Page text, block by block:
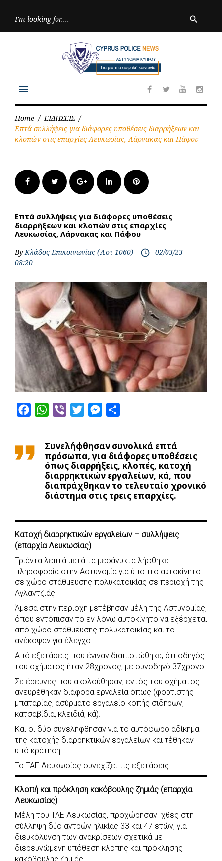
search
Facebook
TwitterYoutube
menu
Home / ΕΙΔΗΣΕΙΣ /
Επτά συλλήψεις για διάφορες υποθέσεις διαρρήξεων και
κλοπών στις επαρχίες Λευκωσίας, Λάρνακας και Πάφου
FacebookTwitter Google+LinkedInPinterest
Επτά συλλήψεις για διάφορες υποθέσεις
διαρρήξεων και κλοπών στις επαρχίες
Λευκωσίας, Λάρνακας και Πάφου
ByΚλάδος Επικοινωνίας (Αστ 1060) access_time 02/03/23
08:20
W
t
s
A
p
e
r
t
t
e
r
s
e
n
g
r
r
e
Συνελήφθησαν συνολικά επτά
πρόσωπα, για διάφορες υποθέσεις
όπως διαρρήξεις, κλοπές, κατοχή
διαρρηκτικών εργαλείων, κά, που
διαπράχθηκαν το τελευταίο χρονικό
διάστημα στις τρεις επαρχίες.
Κατοχή διαρρηκτικών εργαλείων – συλλήψεις
(επαρχία Λευκωσίας)
Τριάντα λεπτά μετά τα μεσάνυκτα λήφθηκε
πληροφορία στην Αστυνομία για ύποπτο αυτοκίνητο
σε χώρο στάθμευσης πολυκατοικίας σε περιοχή της
Αγλαντζιάς.
Άμεσα στην περιοχή μετέβησαν μέλη της Αστυνομίας,
όπου εντόπισαν το εν λόγω αυτοκίνητο να εξέρχεται
από χώρο στάθμευσης πολυκατοικίας και το
ανέκοψαν για έλεγχο.
Από εξετάσεις που έγιναν διαπιστώθηκε, ότι οδηγός
του οχήματος ήταν 28χρονος, με συνοδηγό 37χρονο.
Σε έρευνες που ακολούθησαν, εντός του οχήματος
ανευρέθηκαν διάφορα εργαλεία όπως (φορτιστής
μπαταρίας, ασύρματο εργαλείο κοπής σιδήρων,
κατσαβίδια, κλειδιά, κά).
Και οι δύο συνελήφθησαν για το αυτόφωρο αδίκημα
της κατοχής διαρρηκτικών εργαλείων και τέθηκαν
υπό κράτηση.
Το ΤΑΕ Λευκωσίας συνεχίζει τις εξετάσεις.
Κλοπή και πρόκληση κακόβουλης ζημιάς (επαρχία
Λευκωσίας)
Μέλη του ΤΑΕ Λευκωσίας, προχώρησαν χθες στη
σύλληψη δύο αντρών ηλικίας 33 και 47 ετών, για
διευκόλυνση των ανακρίσεων σχετικά με
διερευνώμενη υπόθεση κλοπής και πρόκλησης
κακόβουλης ζημιάς.